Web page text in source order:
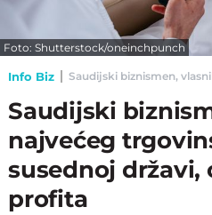
Foto: Shutterstock/oneinchpunch
Info Biz Saudijski biznismen,
Saudijski
najvećeg
susednoj državi,
profita